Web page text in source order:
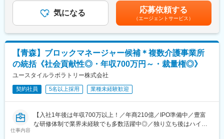
ては、コスト面や短納期での供給に関してはもちろん、お客様が
お困りの問題に対する解決策をご提示するなど、お客様目線での
「提案型営業」を展開しております。
変更の範囲：会社の定める業務
【求人ポイント◎】
■未経験の方も歓迎です。異業種・営業未経験から入社された方も
■成績等に応じて若くしてのキャリアアップが可能です。(30代で
の支店長登用実績多数あり)
■固定給に加え、販売実績に応じたインセンティブ制度がありま
す。
全体平均で年間約50万円の支給実績があり、成果に応じてさらに
高収入を目指すことも可能です。
入社後すぐに数字を任せるのではなく、研修・同行を経て段階的
に目標を持っていただきます。
■転勤は基本的にありません。(管理職になった場合、打診可能性
はありますが意向に沿います。)
＞有＜残業手当＞有＜給与補足＞■固定給に加え、販売実績に応じ
たインセンティブ制度があります。■昇給年１回■賞与：年2回（7
月・12月）基本給の3ヶ月分程度を想定賃金はあくまでも目安の
金額であり、選考を通じて上下する可能性があります。月給(月額)
は固定手当を含めた表記です。
気になる 応募依頼する
（エージェントサービス）
【青森】ブロックマネージャー候補＊複数介護事業所
の統括《社会貢献性◎・年収700万円～・裁量権◎》
ユースタイルラボラトリー株式会社
契約社員 5名以上採用 業種未経験歓迎
仕事内容
【入社1年後は年収700万以上！／年商210億／IPO準備中／豊富
な研修体制で業界未経験でも多数活躍中◎／独り立ち後はハイブ